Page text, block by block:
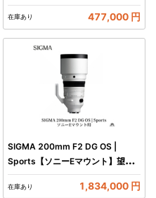
ト】
在庫あり 477,000 円
SIGMA 200mm F2 DG OS |
Sports【ソニーEマウント】望遠
単焦点レンズ
在庫あり 1,834,000 円